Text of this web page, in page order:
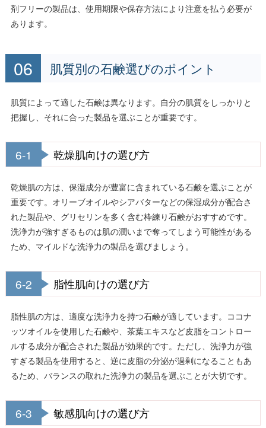
剤フリーの製品は、使用期限や保存方法により注意を払う必要が
あります。
肌質別の石鹸選びのポイント
肌質によって適した石鹸は異なります。自分の肌質をしっかりと
把握し、それに合った製品を選ぶことが重要です。
6-1 乾燥肌向けの選び方
乾燥肌の方は、保湿成分が豊富に含まれている石鹸を選ぶことが
重要です。オリーブオイルやシアバターなどの保湿成分が配合さ
れた製品や、グリセリンを多く含む枠練り石鹸がおすすめです。
洗浄力が強すぎるものは肌の潤いまで奪ってしまう可能性がある
ため、マイルドな洗浄力の製品を選びましょう。
6-2 脂性肌向けの選び方
脂性肌の方は、適度な洗浄力を持つ石鹸が適しています。ココナ
ッツオイルを使用した石鹸や、茶葉エキスなど皮脂をコントロー
ルする成分が配合された製品が効果的です。ただし、洗浄力が強
すぎる製品を使用すると、逆に皮脂の分泌が過剰になることもあ
るため、バランスの取れた洗浄力の製品を選ぶことが大切です。
6-3 敏感肌向けの選び方